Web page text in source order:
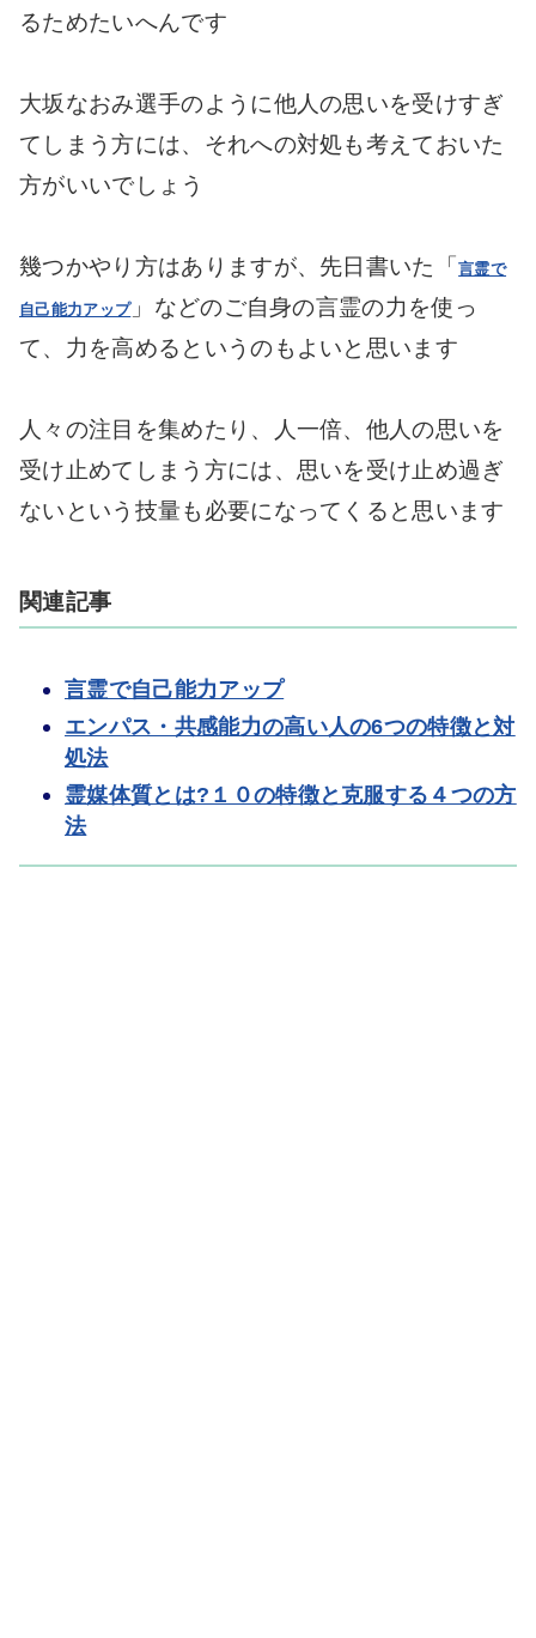
るためたいへんです
大坂なおみ選手のように他人の思いを受けすぎ
てしまう方には、それへの対処も考えておいた
方がいいでしょう
幾つかやり方はありますが、先日書いた「言霊で
自己能力アップ」などのご自身の言霊の力を使っ
て、力を高めるというのもよいと思います
人々の注目を集めたり、人一倍、他人の思いを
受け止めてしまう方には、思いを受け止め過ぎ
ないという技量も必要になってくると思います
関連記事
言霊で自己能力アップ
エンパス・共感能力の高い人の6つの特徴と対
処法
霊媒体質とは?１０の特徴と克服する４つの方
法